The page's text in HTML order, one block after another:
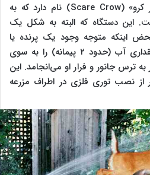
کرو» (Scare Crow) نام دارد که به
این دستگاه که البته به شکل یک
اینکه متوجه وجود یک پرنده یا
حیوان مزاحم در باغ شود، مقداری آب (حدود ۲ پیمانه) را به سوی
ترس جانور و فرار او می‌انجامد. این
از نصب توری فلزی در اطراف مزرعه